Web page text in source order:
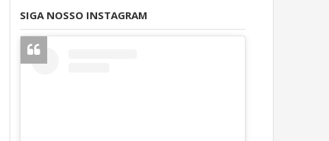
SIGA NOSSO INSTAGRAM